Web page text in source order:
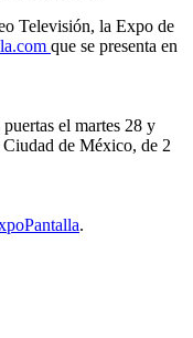
Televisión, la Expo de
que se presenta en
el martes 28 y
de México, de 2
.